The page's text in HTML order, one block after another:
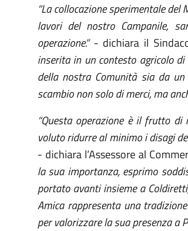
“La collocazione sperimentale
lavori del nostro Campanile,
operazione.”- dichiara il
inserita in un contesto agricolo
della nostra Comunità sia da
scambio non solo di merci, ma
“Questa operazione è il frutto di
voluto ridurre al minimo i disagi
- dichiara l’Assessore al
la sua importanza, esprimo
portato avanti insieme a
Amica rappresenta una
per valorizzare la sua presenza a